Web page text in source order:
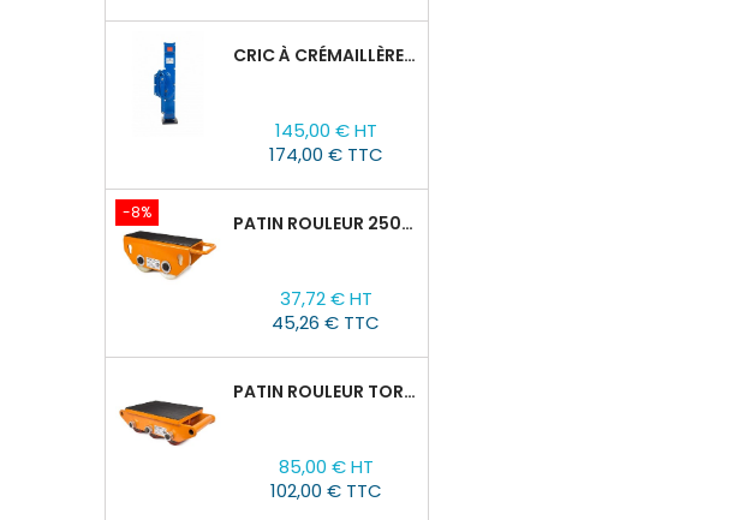
CRIC À CRÉMAILLÈRE TOR SJ, 1,5T/60-600 MM
145,00 € HT
174,00 € TTC
-8% PATIN ROULEUR 2500R-02, CAPACITÉ DE CHARGE 2,5T
base
37,72 € HT
45,26 € TTC
PATIN ROULEUR TOR CRO-6 : 8T
85,00 € HT
102,00 € TTC